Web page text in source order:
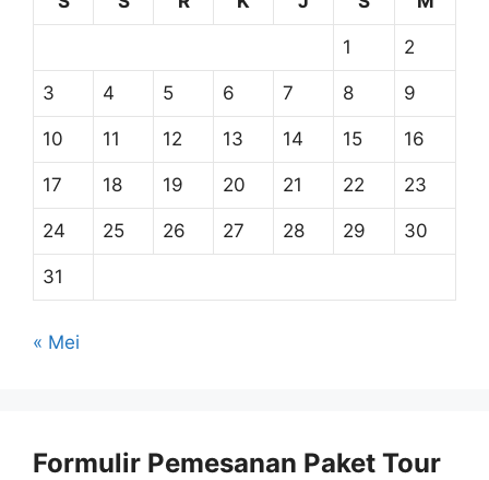
1 2
3 4 5 6 7 8 9
10 11 12 13 14 15 16
17 18 19 20 21 22 23
24 25 26 27 28 29 30
31
« Mei
Formulir Pemesanan Paket Tour